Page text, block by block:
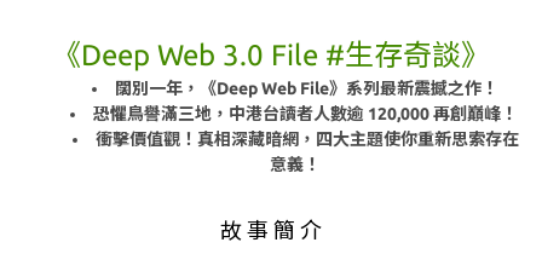
《Deep Web 3.0 File #生存奇談》
闊別一年，《Deep Web File》系列最新震撼之作！
恐懼鳥譽滿三地，中港台讀者人數逾 120,000 再創巔峰！
衝擊價值觀！真相深藏暗網，四大主題使你重新思索存在
意義！
故 事 簡 介